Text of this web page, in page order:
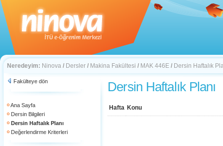
Neredeyim: Ninova / Dersler / Makina Fakültesi / MAK 446E / Dersin Haftalık
Fakülteye dön
Ana Sayfa
Dersin Bilgileri
Dersin Haftalık Planı
Değerlendirme Kriterleri
Dersin Haftalık Planı
Hafta Konu